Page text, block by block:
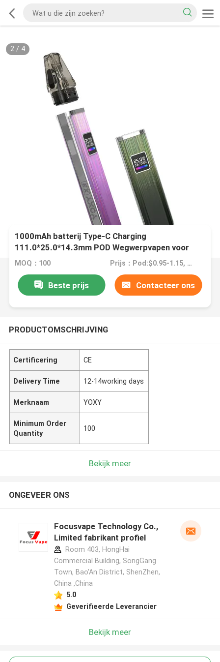
2/ 4
1000mAh batterij Type-C Charging
111.0*25.0*14.3mm POD Wegwerpvapen voor
gemakkelijk vapen
MOQ：100 Prijs：Pod:$0.95-1.15, Battery:$9.5-$9.9
Beste prijs Contacteer ons
PRODUCTOMSCHRIJVING
Certificering CE
Delivery Time 12-14working days
Merknaam YOXY
Minimum Order
Quantity
100
Bekijk meer
ONGEVEER ONS
Focusvape Technology Co.,
Limited fabrikant profiel
Room 403, HongHai
Commercial Building, SongGang
Town, Bao'An District, ShenZhen,
China ,China
5.0
Geverifieerde Leverancier
Bekijk meer